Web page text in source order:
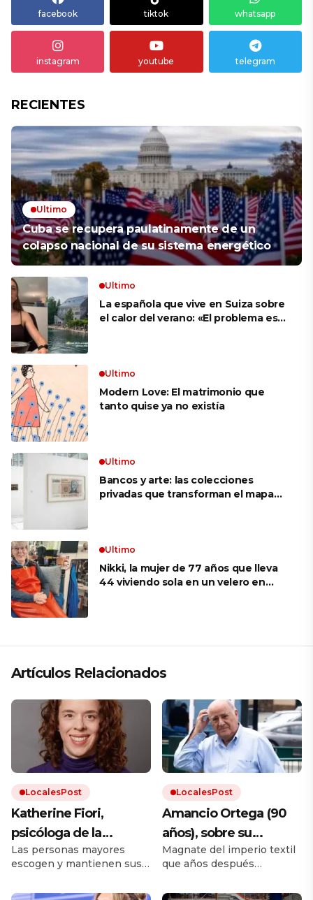
facebook tiktok whatsapp
instagram youtube telegram
RECIENTES
Ultimo
Cuba se recupera paulatinamente de un
colapso nacional de su sistema energético
Ultimo
La española que vive en Suiza sobre
el calor del verano: «El problema es
Ultimo
Modern Love: El matrimonio que
tanto quise ya no existía
Ultimo
Bancos y arte: las colecciones
privadas que transforman el mapa
Ultimo
Nikki, la mujer de 77 años que lleva
44 viviendo sola en un velero en
Artículos Relacionados
LocalesPost
Katherine Fiori,
psicóloga de la
Universidad Adelphi:
«Las amistades son
muy beneficiosas para
Las personas mayores
escogen y mantienen sus
vida» reduciendo sus redes
LocalesPost
Amancio Ortega (90
años), sobre su
infancia: «En casa no
había lujos. No había
nada de nada, pero
Magnate del imperio textil
que años después
Inditex.